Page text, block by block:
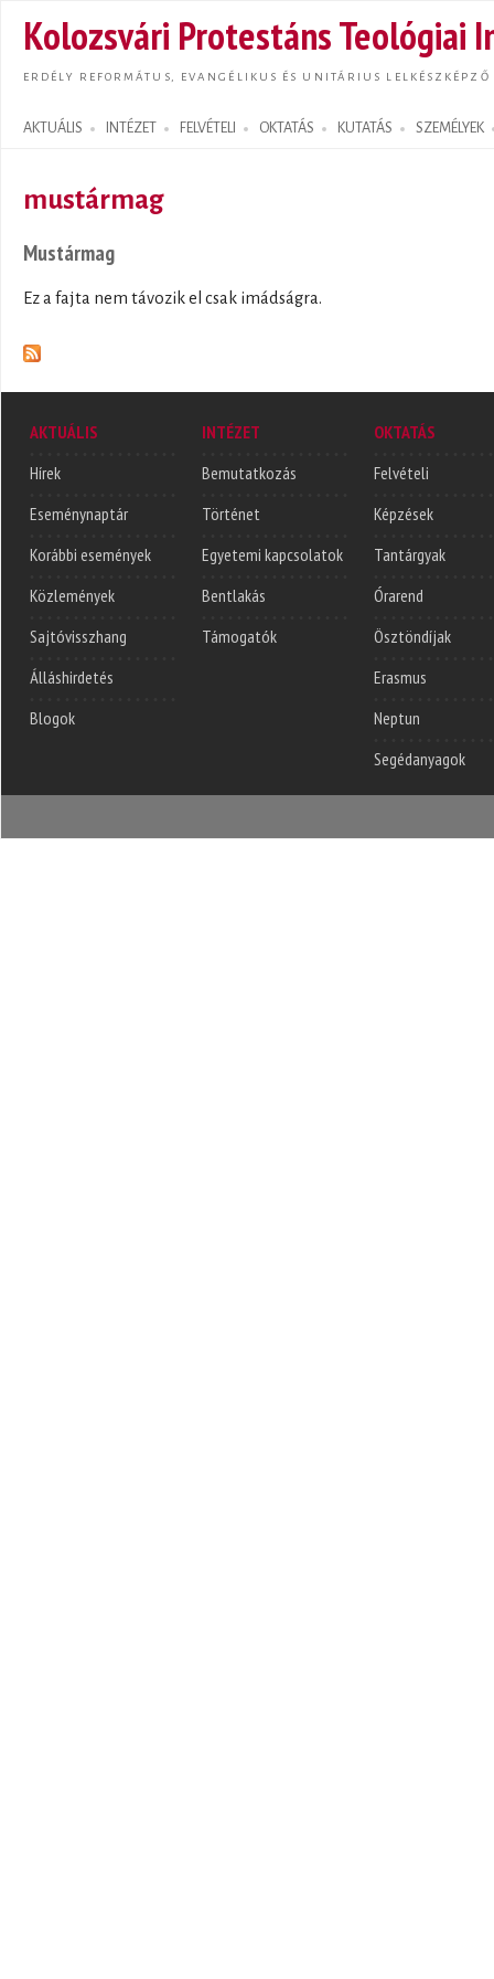
Kolozsvári Protestáns Teológiai
ERDÉLY REFORMÁTUS, EVANGÉLIKUS ÉS UNITÁRIUS LELKÉSZKÉPZŐ
AKTUÁLIS INTÉZET FELVÉTELI OKTATÁS KUTATÁS SZEMÉLYEK
Search form
mustármag
Mustármag
Ez a fajta nem távozik el csak imádságra.
AKTUÁLIS
Hírek
Eseménynaptár
Korábbi események
Közlemények
Sajtóvisszhang
Álláshirdetés
Blogok
INTÉZET
Bemutatkozás
Történet
Egyetemi kapcsolatok
Bentlakás
Támogatók
OKTATÁS
Felvételi
Képzések
Tantárgyak
Órarend
Ösztöndíjak
Erasmus
Neptun
Segédanyagok